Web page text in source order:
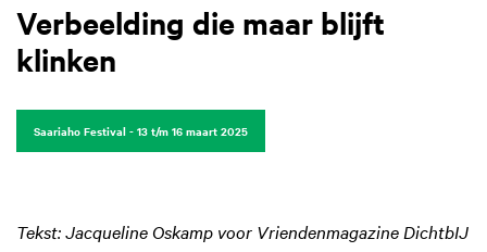
Verbeelding die maar blijft
klinken
Saariaho Festival - 13 t/m 16 maart 2025
Tekst: Jacqueline Oskamp voor Vriendenmagazine DichtbIJ